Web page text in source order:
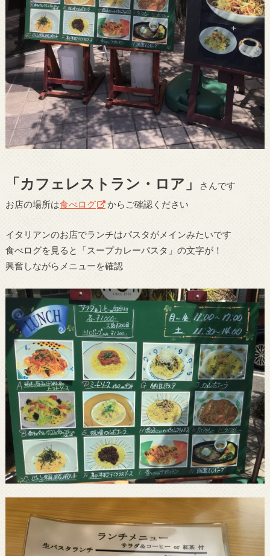
「カフェレストラン・ロア」
さんです
お店の場所は食べログ からご確認ください
イタリアンのお店でランチはパスタがメインみたいです
食べログを見ると「スープカレーパスタ」の文字が！
興奮しながらメニューを確認